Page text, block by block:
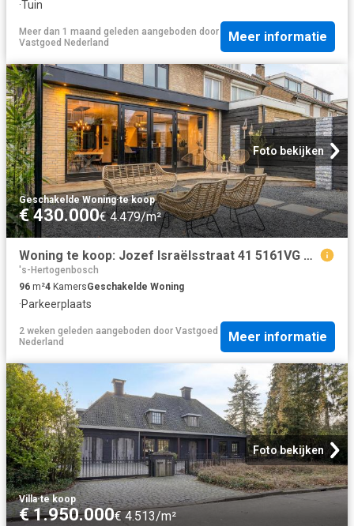
·Tuin
Meer dan 1 maand geleden aangeboden door
Vastgoed Nederland
Meer informatie
Foto bekijken
Geschakelde Woning·te koop
€ 430.000€ 4.479/m²
Woning te koop: Jozef Israëlsstraat 41 5161VG Sprang Capelle Vastgoed Nederland
's-Hertogenbosch
96 m²4 KamersGeschakelde Woning
·Parkeerplaats
2 weken geleden aangeboden door Vastgoed
Nederland
Meer informatie
Foto bekijken
Villa·te koop
€ 1.950.000€ 4.513/m²